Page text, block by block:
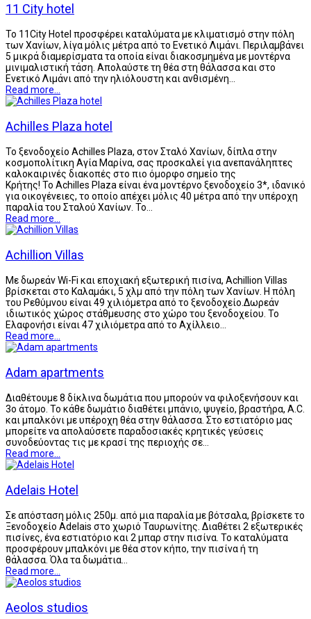
11 City hotel
Το 11City Hotel προσφέρει καταλύματα με κλιματισμό στην πόλη
των Χανίων, λίγα μόλις μέτρα από το Ενετικό Λιμάνι. Περιλαμβάνει
5 μικρά διαμερίσματα τα οποία είναι διακοσμημένα με μοντέρνα
μινιμαλιστική τάση. Απολαύστε τη θέα στη θάλασσα και στο
Ενετικό Λιμάνι από την ηλιόλουστη και ανθισμένη…
Read more...
Achilles Plaza hotel
Το ξενοδοχείο Achilles Plaza, στον Σταλό Χανίων, δίπλα στην
κοσμοπολίτικη Αγία Μαρίνα, σας προσκαλεί για ανεπανάληπτες
καλοκαιρινές διακοπές στο πιο όμορφο σημείο της
Κρήτης! Το Achilles Plaza είναι ένα μοντέρνο ξενοδοχείο 3*, ιδανικό
για οικογένειες, το οποίο απέχει μόλις 40 μέτρα από την υπέροχη
παραλία του Σταλού Χανίων. Το…
Read more...
Achillion Villas
Με δωρεάν Wi-Fi και εποχιακή εξωτερική πισίνα, Achillion Villas
βρίσκεται στο Καλαμάκι, 5 χλμ από την πόλη των Χανίων. Η πόλη
του Ρεθύμνου είναι 49 χιλιόμετρα από το ξενοδοχείο.Δωρεάν
ιδιωτικός χώρος στάθμευσης στο χώρο του ξενοδοχείου. Το
Ελαφονήσι είναι 47 χιλιόμετρα από το Αχίλλειο…
Read more...
Adam apartments
Διαθέτουμε 8 δίκλινα δωμάτια που μπορούν να φιλοξενήσουν και
3ο άτομο. Το κάθε δωμάτιο διαθέτει μπάνιο, ψυγείο, βραστήρα, A.C.
και μπαλκόνι με υπέροχη θέα στην θάλασσα. Στο εστιατόριο μας
μπορείτε να απολαύσετε παραδοσιακές κρητικές γεύσεις
συνοδεύοντας τις με κρασί της περιοχής σε…
Read more...
Adelais Hotel
Σε απόσταση μόλις 250μ. από μια παραλία με βότσαλα, βρίσκετε το
Ξενοδοχείο Adelais στο χωριό Ταυρωνίτης. Διαθέτει 2 εξωτερικές
πισίνες, ένα εστιατόριο και 2 μπαρ στην πισίνα. Το καταλύματα
προσφέρουν μπαλκόνι με θέα στον κήπο, την πισίνα ή τη
θάλασσα. Όλα τα δωμάτια…
Read more...
Aeolos studios